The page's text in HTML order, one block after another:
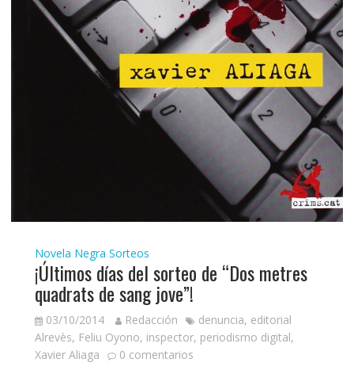
Novela Negra Sorteos
¡Últimos días del sorteo de “Dos metres
quadrats de sang jove”!
03/10/2014 Redacción denuncia, editorial
Alrevès, Feliu Oyono, inspector, periodismo digital,
Xavier Aliaga
0 comentarios